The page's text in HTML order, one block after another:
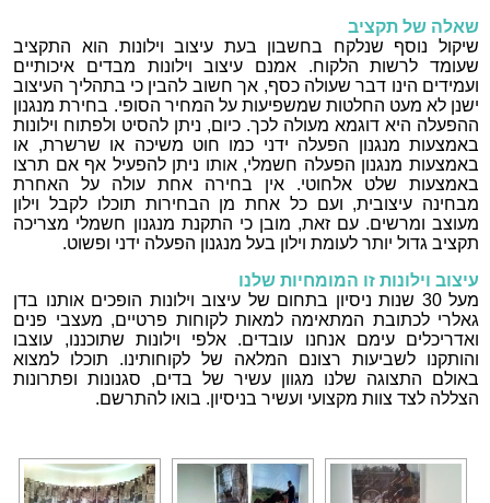
שאלה של תקציב
שיקול נוסף שנלקח בחשבון בעת עיצוב וילונות הוא התקציב
שעומד לרשות הלקוח. אמנם עיצוב וילונות מבדים איכותיים
ועמידים הינו דבר שעולה כסף, אך חשוב להבין כי בתהליך העיצוב
ישנן לא מעט החלטות שמשפיעות על המחיר הסופי. בחירת מנגנון
ההפעלה היא דוגמא מעולה לכך. כיום, ניתן להסיט ולפתוח וילונות
באמצעות מנגנון הפעלה ידני כמו חוט משיכה או שרשרת, או
באמצעות מנגנון הפעלה חשמלי, אותו ניתן להפעיל אף אם תרצו
באמצעות שלט אלחוטי. אין בחירה אחת עולה על האחרת
מבחינה עיצובית, ועם כל אחת מן הבחירות תוכלו לקבל וילון
מעוצב ומרשים. עם זאת, מובן כי התקנת מנגנון חשמלי מצריכה
תקציב גדול יותר לעומת וילון בעל מנגנון הפעלה ידני ופשוט.
עיצוב וילונות זו המומחיות שלנו
מעל 30 שנות ניסיון בתחום של עיצוב וילונות הופכים אותנו בדן
גאלרי לכתובת המתאימה למאות לקוחות פרטיים, מעצבי פנים
ואדריכלים עימם אנחנו עובדים. אלפי וילונות שתוכננו, עוצבו
והותקנו לשביעות רצונם המלאה של לקוחותינו. תוכלו למצוא
באולם התצוגה שלנו מגוון עשיר של בדים, סגנונות ופתרונות
הצללה לצד צוות מקצועי ועשיר בניסיון. בואו להתרשם.